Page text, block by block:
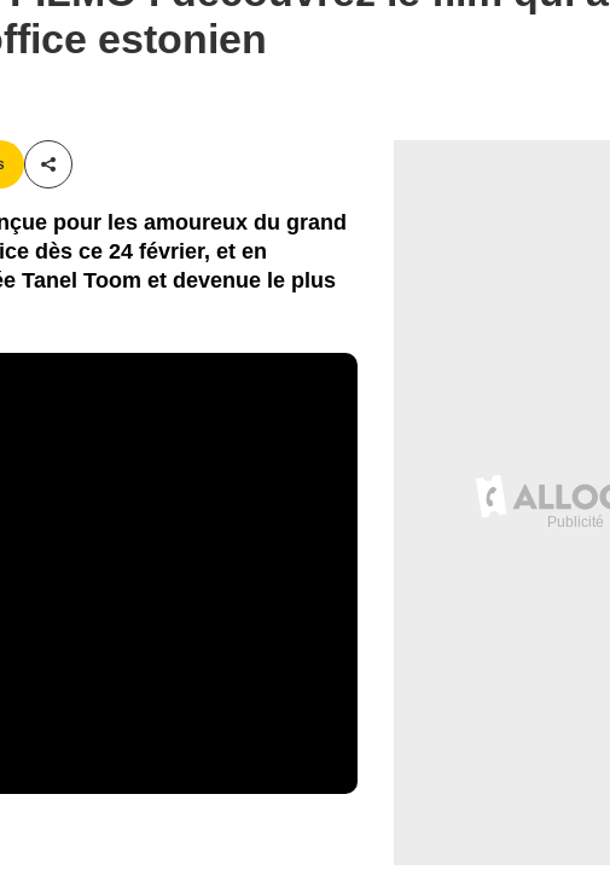
estonien
Partager cet article
pour les amoureux du grand
dès ce 24 février, et en
Tanel Toom et devenue le plus